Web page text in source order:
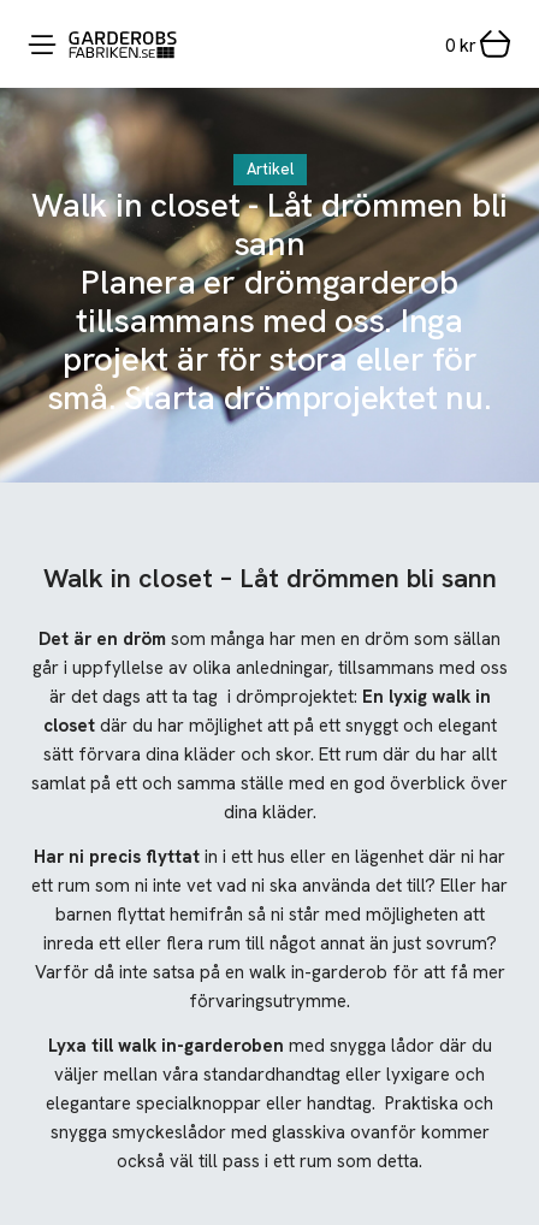
0 kr
Artikel
Walk in closet - Låt drömmen bli
sann
Planera er drömgarderob
tillsammans med oss. Inga
projekt är för stora eller för
små. Starta drömprojektet nu.
Walk in closet – Låt drömmen bli sann
Det är en dröm som många har men en dröm som sällan
går i uppfyllelse av olika anledningar, tillsammans med oss
är det dags att ta tag i drömprojektet: En lyxig walk in
closetdär du har möjlighet att på ett snyggt och elegant
sätt förvara dina kläder och skor. Ett rum där du har allt
samlat på ett och samma ställe med en god överblick över
dina kläder.
Har ni precis flyttat in i ett hus eller en lägenhet där ni har
ett rum som ni inte vet vad ni ska använda det till? Eller har
barnen flyttat hemifrån så ni står med möjligheten att
inreda ett eller flera rum till något annat än just sovrum?
Varför då inte satsa på en walk in-garderob för att få mer
förvaringsutrymme.
Lyxa till walk in-garderoben med snygga lådor där du
väljer mellan våra standardhandtag eller lyxigare och
elegantare specialknoppar eller handtag. Praktiska och
snygga smyckeslådor med glasskiva ovanför kommer
också väl till pass i ett rum som detta.